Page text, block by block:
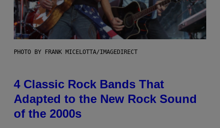
PHOTO BY FRANK MICELOTTA/IMAGEDIRECT
4 Classic Rock Bands That
Adapted to the New Rock Sound
of the 2000s